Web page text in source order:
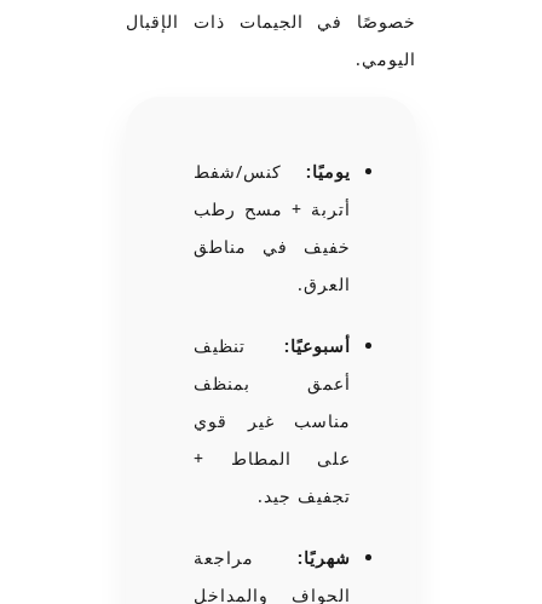
خصوصًا في الجيمات ذات الإقبال
اليومي.
يوميًا: كنس/شفط
أتربة + مسح رطب
خفيف في مناطق
العرق.
أسبوعيًا: تنظيف
أعمق بمنظف
مناسب غير قوي
على المطاط +
تجفيف جيد.
شهريًا: مراجعة
الحواف والمداخل